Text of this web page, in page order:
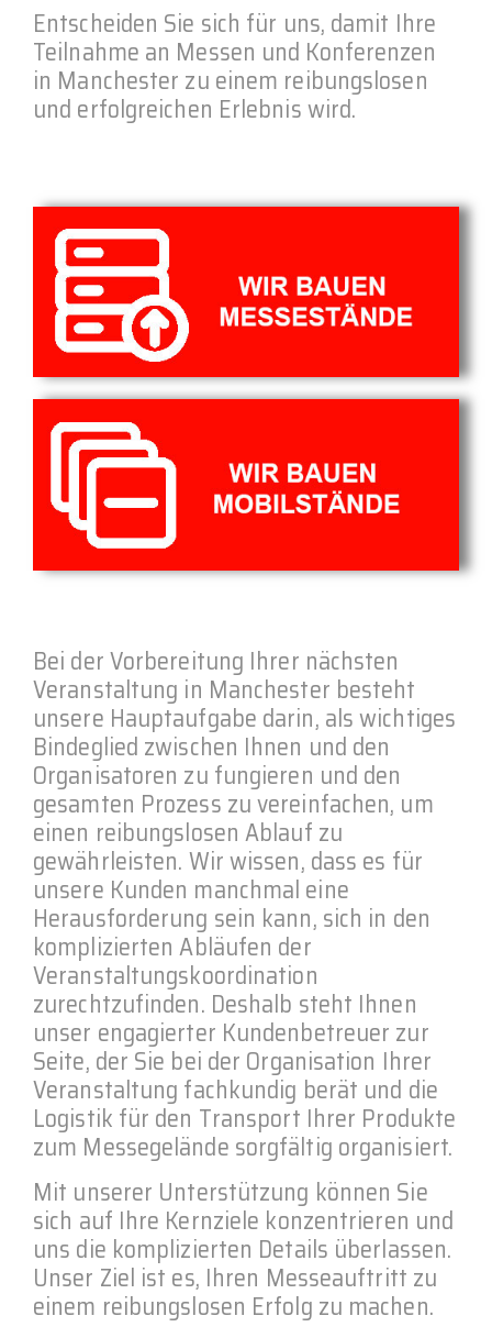
Entscheiden Sie sich für uns, damit Ihre
Teilnahme an Messen und Konferenzen
in Manchester zu einem reibungslosen
und erfolgreichen Erlebnis wird.
Bei der Vorbereitung Ihrer nächsten
Veranstaltung in Manchester besteht
unsere Hauptaufgabe darin, als wichtiges
Bindeglied zwischen Ihnen und den
Organisatoren zu fungieren und den
gesamten Prozess zu vereinfachen, um
einen reibungslosen Ablauf zu
gewährleisten. Wir wissen, dass es für
unsere Kunden manchmal eine
Herausforderung sein kann, sich in den
komplizierten Abläufen der
Veranstaltungskoordination
zurechtzufinden. Deshalb steht Ihnen
unser engagierter Kundenbetreuer zur
Seite, der Sie bei der Organisation Ihrer
Veranstaltung fachkundig berät und die
Logistik für den Transport Ihrer Produkte
zum Messegelände sorgfältig organisiert.
Mit unserer Unterstützung können Sie
sich auf Ihre Kernziele konzentrieren und
uns die komplizierten Details überlassen.
Unser Ziel ist es, Ihren Messeauftritt zu
einem reibungslosen Erfolg zu machen.